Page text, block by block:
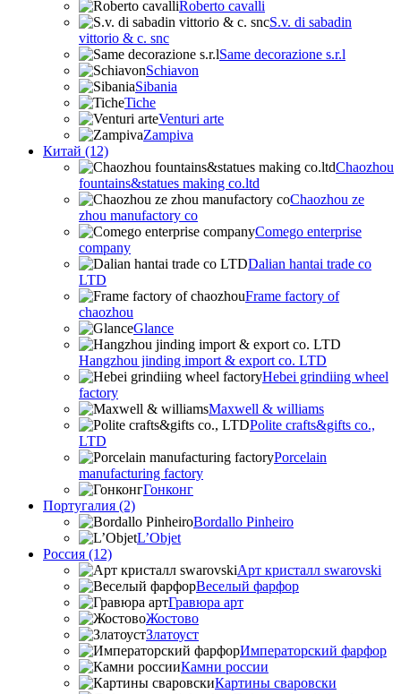
Roberto cavalli
S.v. di sabadin
vittorio & c. snc
Same decorazione s.r.l
Schiavon
Sibania
Tiche
Venturi arte
Zampiva
Китай (12)
Chaozhou
fountains&statues making co.ltd
Chaozhou ze
zhou manufactory co
Comego enterprise
company
Dalian hantai trade co
LTD
Frame factory of
chaozhou
Glance
Hangzhou jinding import & export co. LTD
Hebei grindiing wheel
factory
Maxwell & williams
Polite crafts&gifts co.,
LTD
Porcelain
manufacturing factory
Гонконг
Португалия (2)
Bordallo Pinheiro
L’Objet
Россия (12)
Арт кристалл swarovski
Веселый фарфор
Гравюра арт
Жостово
Златоуст
Императорский фарфор
Камни россии
Картины сваровски